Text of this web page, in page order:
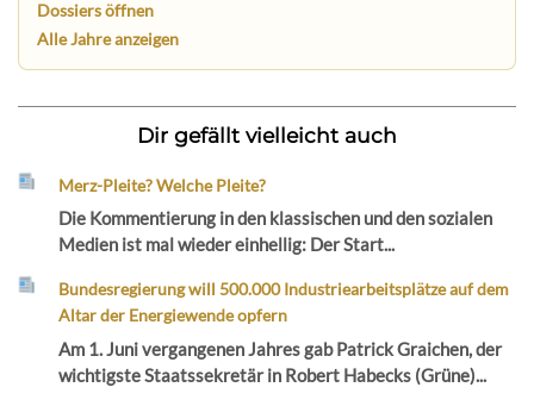
Dossiers öffnen
Alle Jahre anzeigen
Dir gefällt vielleicht auch
Merz-Pleite? Welche Pleite?
Die Kommentierung in den klassischen und den sozialen
Medien ist mal wieder einhellig: Der Start...
Bundesregierung will 500.000 Industriearbeitsplätze auf dem
Altar der Energiewende opfern
Am 1. Juni vergangenen Jahres gab Patrick Graichen, der
wichtigste Staatssekretär in Robert Habecks (Grüne)...